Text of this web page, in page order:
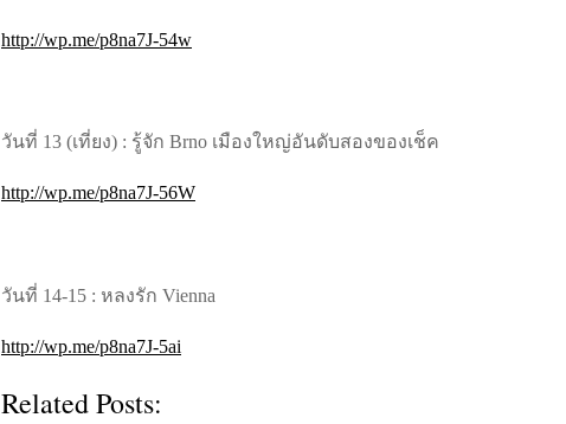
http://wp.me/p8na7J-54w
วันที่ 13 (เที่ยง) : รู้จัก Brno เมืองใหญ่อันดับสองของเช็ค
http://wp.me/p8na7J-56W
วันที่ 14-15 : หลงรัก Vienna
http://wp.me/p8na7J-5ai
Related Posts: